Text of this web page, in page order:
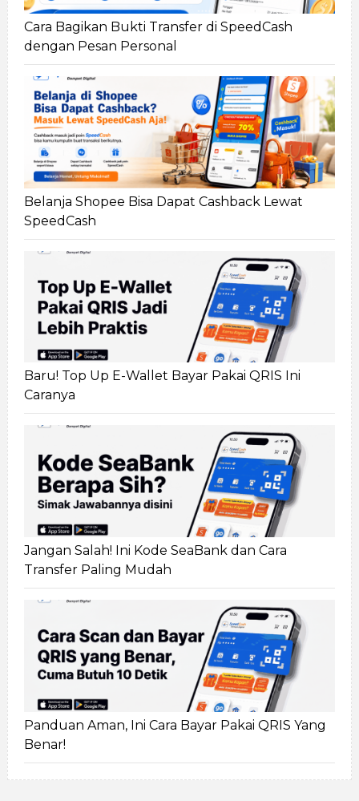
Cara Bagikan Bukti Transfer di SpeedCash
dengan Pesan Personal
Belanja Shopee Bisa Dapat Cashback Lewat
SpeedCash
Baru! Top Up E-Wallet Bayar Pakai QRIS Ini
Caranya
Jangan Salah! Ini Kode SeaBank dan Cara
Transfer Paling Mudah
Panduan Aman, Ini Cara Bayar Pakai QRIS Yang
Benar!